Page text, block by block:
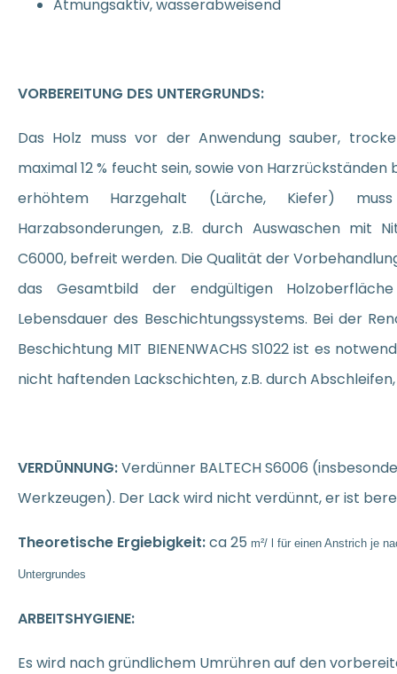
Atmungsaktiv, wasserabweisend
VORBEREITUNG DES UNTERGRUNDS:
Das Holz muss vor der Anwendung sauber,
maximal 12 % feucht sein, sowie von
erhöhtem Harzgehalt (Lärche, Kiefer)
Harzabsonderungen, z.B. durch Auswaschen mit
C6000, befreit werden. Die Qualität der
das Gesamtbild der endgültigen
Lebensdauer des Beschichtungssystems. Bei der
Beschichtung MIT BIENENWACHS S1022 ist es
nicht haftenden Lackschichten, z.B. durch
VERDÜNNUNG:Verdünner BALTECH S6006
Werkzeugen). Der Lack wird nicht verdünnt, er ist
Theoretische Ergiebigkeit:ca 25 m²/ l für einen Anstrich je
Untergrundes
ARBEITSHYGIENE:
Es wird nach gründlichem Umrühren auf den